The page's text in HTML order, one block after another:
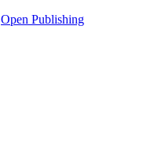
Open Publishing